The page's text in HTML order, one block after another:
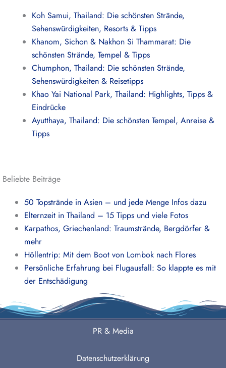
Koh Samui, Thailand: Die schönsten Strände,
Sehenswürdigkeiten, Resorts & Tipps
Khanom, Sichon & Nakhon Si Thammarat: Die
schönsten Strände, Tempel & Tipps
Chumphon, Thailand: Die schönsten Strände,
Sehenswürdigkeiten & Reisetipps
Khao Yai National Park, Thailand: Highlights, Tipps &
Eindrücke
Ayutthaya, Thailand: Die schönsten Tempel, Anreise &
Tipps
Beliebte Beiträge
50 Topstrände in Asien – und jede Menge Infos dazu
Elternzeit in Thailand – 15 Tipps und viele Fotos
Karpathos, Griechenland: Traumstrände, Bergdörfer &
mehr
Höllentrip: Mit dem Boot von Lombok nach Flores
Persönliche Erfahrung bei Flugausfall: So klappte es mit
der Entschädigung
PR & Media
Datenschutzerklärung